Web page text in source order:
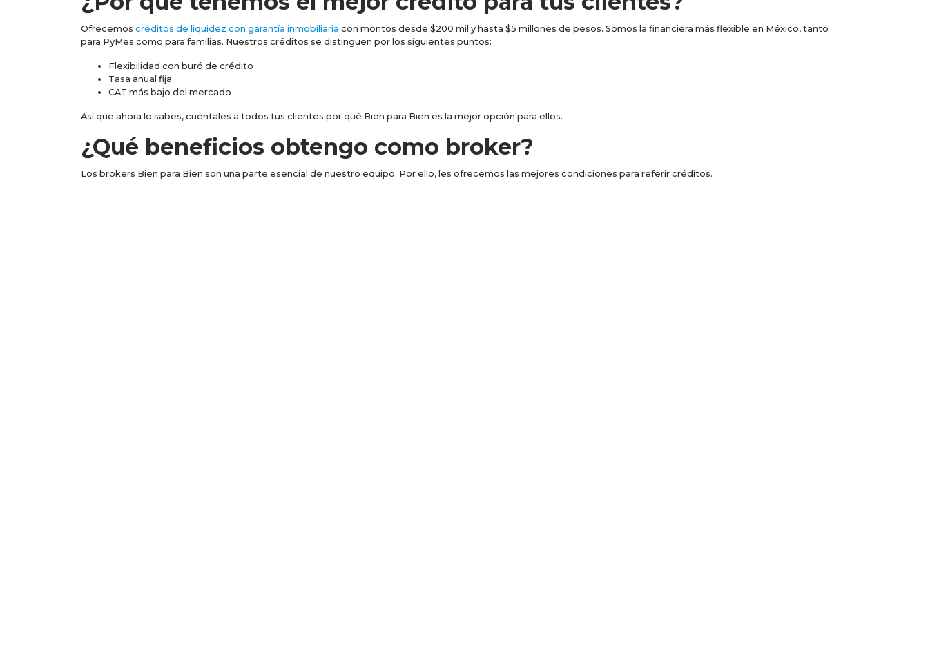
Ofrecemos créditos de liquidez con garantía inmobiliaria con montos desde $200 mil y hasta $5 millones de pesos. Somos la financiera más flexible en México, tanto
para PyMes como para familias. Nuestros créditos se distinguen por los siguientes puntos:
Flexibilidad con buró de crédito
Tasa anual fija
CAT más bajo del mercado
Así que ahora lo sabes, cuéntales a todos tus clientes por qué Bien para Bien es la mejor opción para ellos.
¿Qué beneficios obtengo como broker?
Los brokers Bien para Bien son una parte esencial de nuestro equipo. Por ello, les ofrecemos las mejores condiciones para referir créditos.